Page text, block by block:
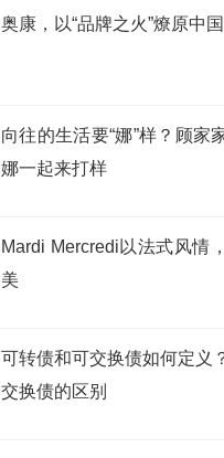
奥康，以“品牌之火”燎原中
向往的生活要“娜”样？顾家
娜一起来打样
Mardi Mercredi以法式风情
美
可转债和可交换债如何定义
交换债的区别